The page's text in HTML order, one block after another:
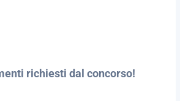
richiesti dal concorso!